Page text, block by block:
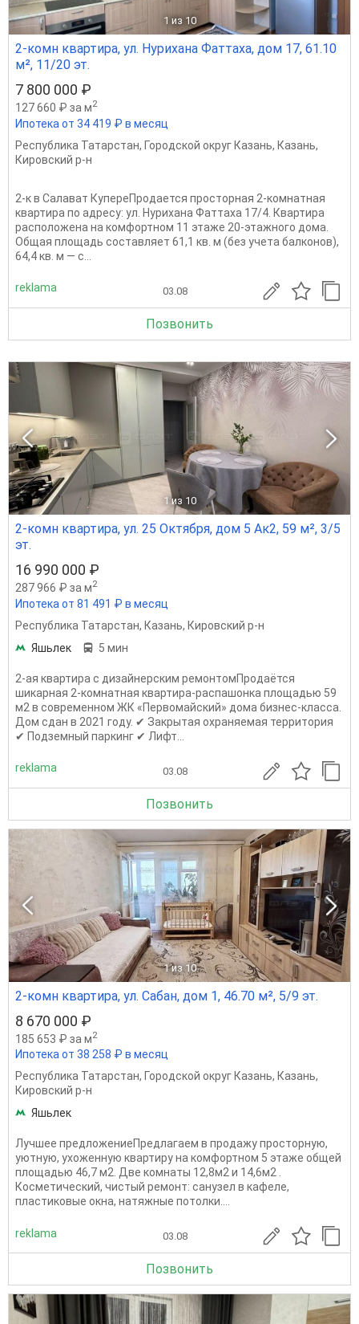
1 из 10
2-комн квартира, ул. Нурихана Фаттаха, дом 17, 61.10
м², 11/20 эт.
7 800 000 ₽
127 660 ₽ за м2
Ипотека от 34 419 ₽ в месяц
Республика Татарстан, Городской округ Казань, Казань,
Кировский р-н
2-к в Салават КупереПродается просторная 2-комнатная
квартира по адресу: ул. Нурихана Фаттаха 17/4. Квартира
расположена на комфортном 11 этаже 20-этажного дома.
Общая площадь составляет 61,1 кв. м (без учета балконов),
64,4 кв. м — с...
reklama 03.08
Позвонить
1 из 10
2-комн квартира, ул. 25 Октября, дом 5 Ак2, 59 м², 3/5
эт.
16 990 000 ₽
287 966 ₽ за м2
Ипотека от 81 491 ₽ в месяц
Республика Татарстан, Казань, Кировский р-н
Яшьлек
5 мин
2-ая квартира с дизайнерским ремонтомПрoдaётся
шикарная 2-кoмнатнaя квaртиpa-рaспaшoнкa плoщaдью 59
м2 в соврeмeннoм ЖК «Пeрвомайcкий» домa бизнeс-класcа.
Дом сдaн в 2021 гoду. ✔ Зaкрытaя охраняeмaя теppитopия
✔ Подзeмный пapкинг ✔ Лифт...
reklama 03.08
Позвонить
1 из 10
2-комн квартира, ул. Сабан, дом 1, 46.70 м², 5/9 эт.
8 670 000 ₽
185 653 ₽ за м2
Ипотека от 38 258 ₽ в месяц
Республика Татарстан, Городской округ Казань, Казань,
Кировский р-н
Яшьлек
Лучшее предложениеПредлагаем в продажу просторную,
уютную, ухоженную квартиру на комфортном 5 этаже общей
площадью 46,7 м2. Две комнаты 12,8м2 и 14,6м2 .
Косметический, чистый ремонт: санузел в кафеле,
пластиковые окна, натяжные потолки....
reklama 03.08
Позвонить